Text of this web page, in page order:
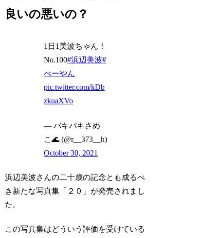
良いの悪いの？
1日1美波ちゃん！
No.100#浜辺美波#
べーやん
pic.twitter.com/kDb
zkuaXVo
— バキバキさめ
こ🌊 (@r__373__h)
October 30, 2021
浜辺美波さんの二十歳の記念とも成るべ
き新たな写真集「２０」が発売されまし
た。
この写真集はどういう評価を受けている